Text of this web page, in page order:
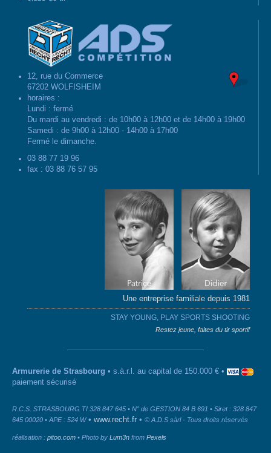
12, rue du Commerce
67202 WOLFISHEIM
horaires :
Lundi : fermé
Du mardi au vendredi : de 10h00 à 12h00 et de 14h00 à 19h00
Samedi : de 9h00 à 12h00 - 14h00 à 17h00
Fermé le dimanche.
03 88 77 19 96
fax : 03 88 76 57 95
Une entreprise familiale depuis 1981
STAY YOUNG, PLAY SPORTS SHOOTING
Restez jeune, faites du tir sportif
Armurerie de Strasbourg • s.à.r.l. au capital de 150.000 € •
paiement sécurisé
R.C.S. STRASBOURG TI 328 847 645 • N° de GESTION 84 B 691 • Siret : 328 847
645 00020 • APE : 524 W• www.recht.fr • © A.D.S sàrl - Tous droits réservés
réalisation : pitoo.com • Photo by Lum3n from Pexels